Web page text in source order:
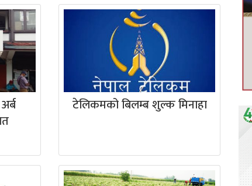
टेलिकमको बिलम्ब शुल्क मिनाहा